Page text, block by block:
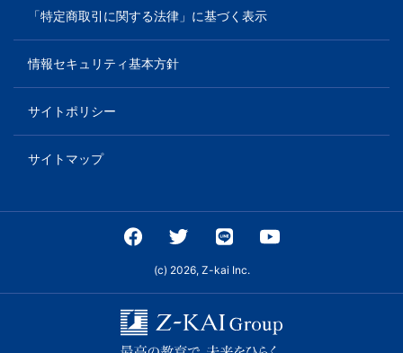
「特定商取引に関する法律」に基づく表示
情報セキュリティ基本方針
サイトポリシー
サイトマップ
(c) 2026, Z-kai Inc.